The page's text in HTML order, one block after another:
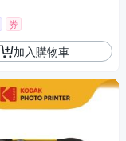
券
加入購物車